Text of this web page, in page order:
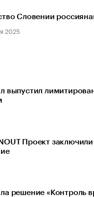
Словении
2025
выпустил
Проект заключили
решение «Контроль